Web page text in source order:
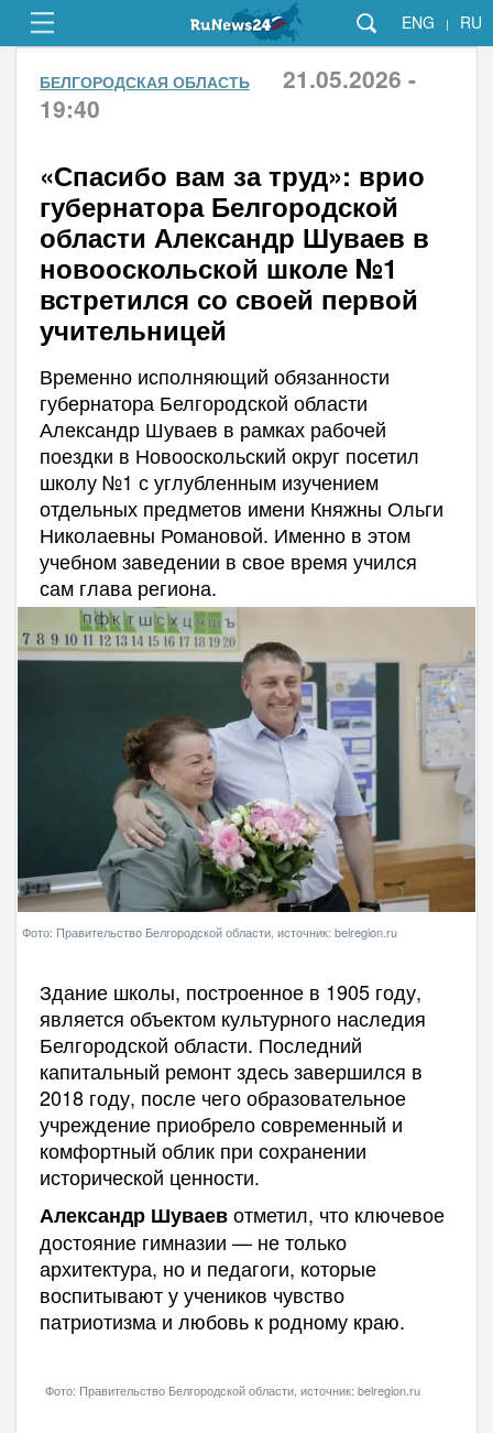
ENG | RU
БЕЛГОРОДСКАЯ ОБЛАСТЬ
21.05.2026 -
19:40
«Спасибо вам за труд»: врио
губернатора Белгородской
области Александр Шуваев в
новооскольской школе №1
встретился со своей первой
учительницей
Временно исполняющий обязанности
губернатора Белгородской области
Александр Шуваев в рамках рабочей
поездки в Новооскольский округ посетил
школу №1 с углубленным изучением
отдельных предметов имени Княжны Ольги
Николаевны Романовой. Именно в этом
учебном заведении в свое время учился
сам глава региона.
Фото: Правительство Белгородской области, источник: belregion.ru
Здание школы, построенное в 1905 году,
является объектом культурного наследия
Белгородской области. Последний
капитальный ремонт здесь завершился в
2018 году, после чего образовательное
учреждение приобрело современный и
комфортный облик при сохранении
исторической ценности.
Александр Шуваевотметил, что ключевое
достояние гимназии — не только
архитектура, но и педагоги, которые
воспитывают у учеников чувство
патриотизма и любовь к родному краю.
Фото: Правительство Белгородской области, источник: belregion.ru